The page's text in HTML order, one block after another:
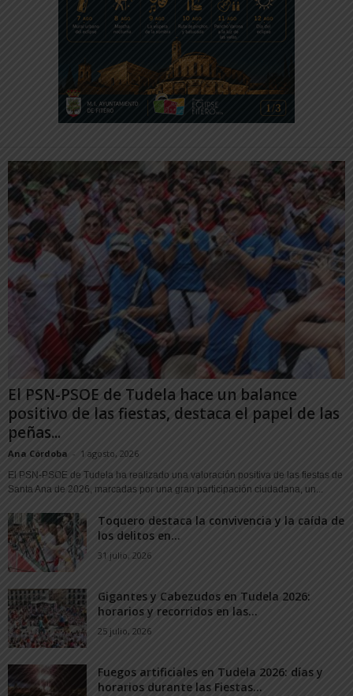
El PSN-PSOE de Tudela hace un balance
positivo de las fiestas, destaca el papel de las
peñas...
Ana Córdoba - 1 agosto, 2026
El PSN-PSOE de Tudela ha realizado una valoración positiva de las fiestas de
Santa Ana de 2026, marcadas por una gran participación ciudadana, un...
Toquero destaca la convivencia y la caída de
los delitos en...
31 julio, 2026
Gigantes y Cabezudos en Tudela 2026:
horarios y recorridos en las...
25 julio, 2026
Fuegos artificiales en Tudela 2026: días y
horarios durante las Fiestas...